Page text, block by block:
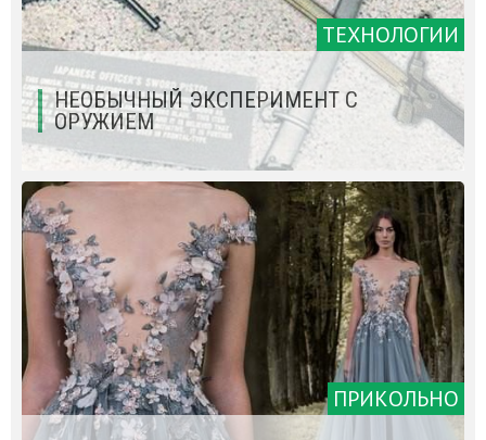
ТЕХНОЛОГИИ
НЕОБЫЧНЫЙ ЭКСПЕРИМЕНТ С
ОРУЖИЕМ
ПРИКОЛЬНО